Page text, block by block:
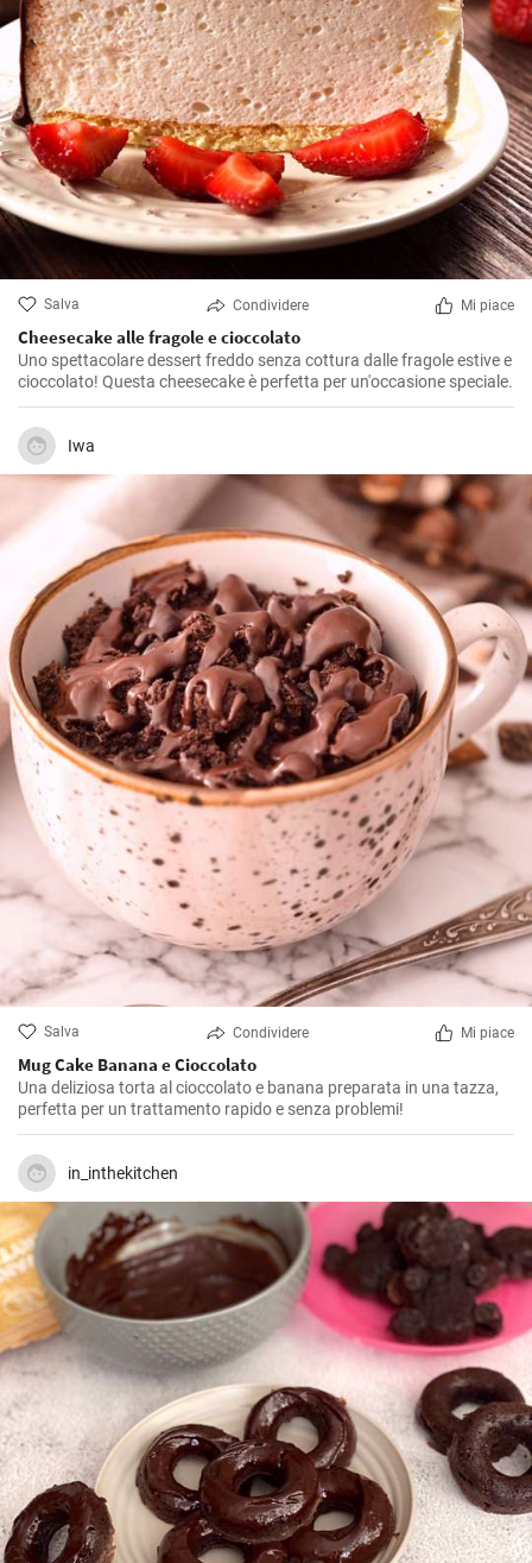
Salva Condividere Mi piace
Cheesecake alle fragole e cioccolato
Uno spettacolare dessert freddo senza cottura dalle fragole estive e
cioccolato! Questa cheesecake è perfetta per un'occasione speciale.
Iwa
Salva Condividere Mi piace
Mug Cake Banana e Cioccolato
Una deliziosa torta al cioccolato e banana preparata in una tazza,
perfetta per un trattamento rapido e senza problemi!
in_inthekitchen